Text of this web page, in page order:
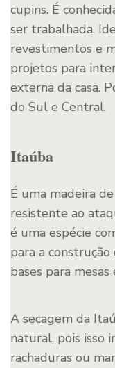
cupins. É
ser trabalhada.
revestimentos e
projetos para
externa da casa.
do Sul e Central.
Itaúba
É uma madeira
resistente ao
é uma espécie
para a construção
bases para
A secagem da
natural, pois isso
rachaduras ou